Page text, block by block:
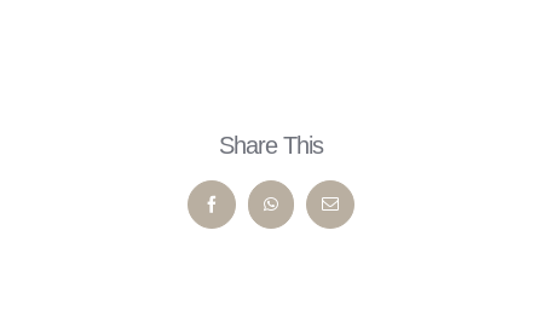
Share This
FacebookWhatsAppEmail